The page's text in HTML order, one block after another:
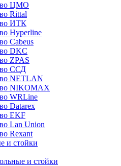
ЦМО
Rittal
ИТК
Hyperline
Cabeus
DKC
ZPAS
ССД
NETLAN
NIKOMAX
WRLine
Datarex
EKF
Lan Union
Rexant
и стойки
и стойки